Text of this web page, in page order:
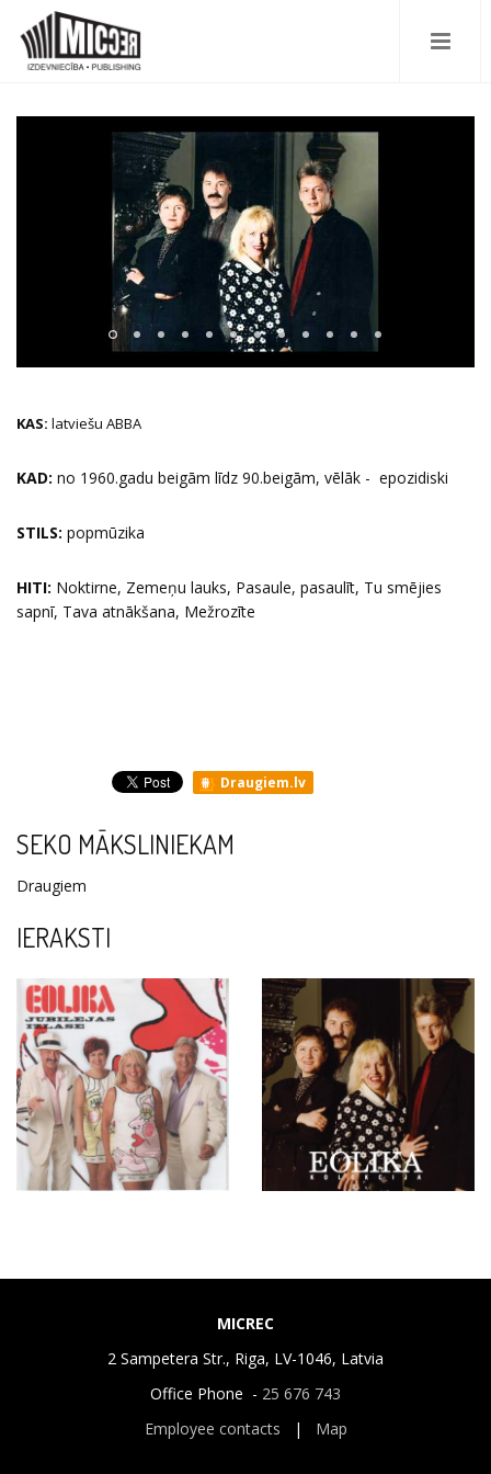
KAS: latviešu ABBA
KAD: no 1960.gadu beigām līdz 90.beigām, vēlāk - epozidiski
STILS: popmūzika
HITI: Noktirne, Zemeņu lauks, Pasaule, pasaulīt, Tu smējies
sapnī, Tava atnākšana, Mežrozīte
Draugiem.lv
SEKO MĀKSLINIEKAM
Draugiem
IERAKSTI
MICREC
2 Sampetera Str., Riga, LV-1046, Latvia
Office Phone - 25 676 743
Employee contacts | Map